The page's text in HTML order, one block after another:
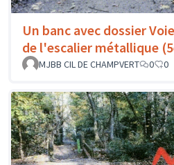
Un banc avec dossier
de l'escalier métallique
MJBB CIL DE CHAMPVERT
0 0